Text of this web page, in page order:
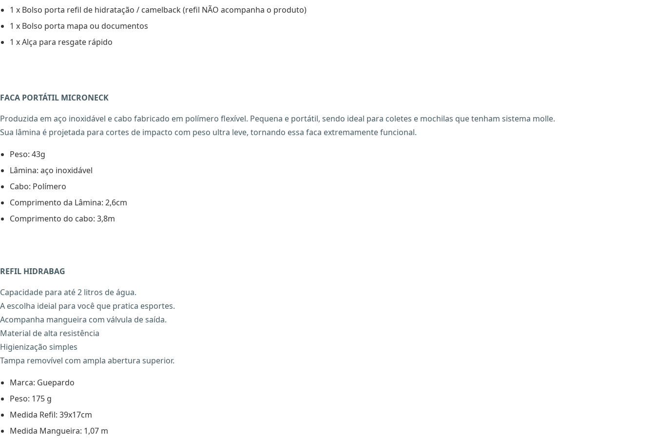
1 x Bolso porta refil de hidratação / camelback (refil NÃO acompanha o produto)
1 x Bolso porta mapa ou documentos
1 x Alça para resgate rápido
FACA PORTÁTIL MICRONECK
Produzida em aço inoxidável e cabo fabricado em polímero flexível. Pequena e portátil, sendo ideal para coletes e mochilas que tenham sistema molle.
Sua lâmina é projetada para cortes de impacto com peso ultra leve, tornando essa faca extremamente funcional.
Peso: 43g
Lâmina: aço inoxidável
Cabo: Polímero
Comprimento da Lâmina: 2,6cm
Comprimento do cabo: 3,8m
REFIL HIDRABAG
Capacidade para até 2 litros de água.
A escolha ideial para você que pratica esportes.
Acompanha mangueira com válvula de saída.
Material de alta resistência
Higienização simples
Tampa removível com ampla abertura superior.
Marca: Guepardo
Peso: 175 g
Medida Refil: 39x17cm
Medida Mangueira: 1,07 m